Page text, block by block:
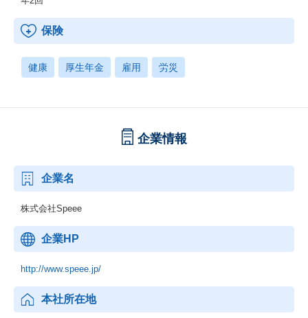
保険
健康 厚生年金 雇用 労災
企業情報
企業名
株式会社Speee
企業HP
http://www.speee.jp/
本社所在地